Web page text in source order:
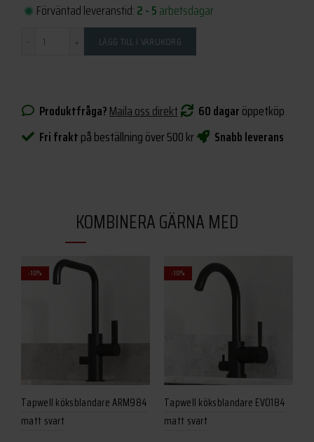
Förväntad leveranstid:2 - 5arbetsdagar
LÄGG TILL I VARUKORG
Produktfråga?Maila oss direkt 60 dagaröppetköp
Fri fraktpå beställning över 500 kr Snabb leverans
KOMBINERA GÄRNA MED
-10%
Tapwell köksblandare ARM984
matt svart
-10%
Tapwell köksblandare EVO184
matt svart